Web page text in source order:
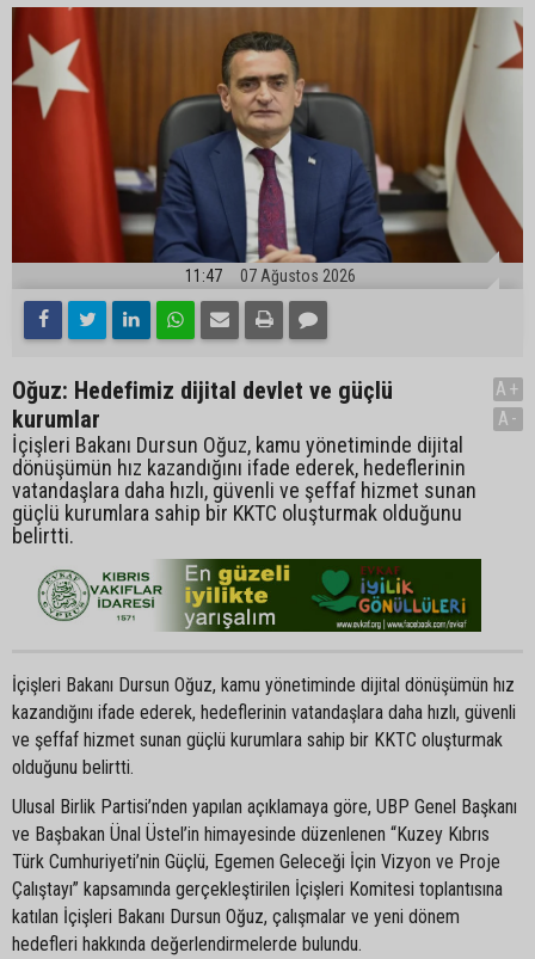
11:47 07 Ağustos 2026
Oğuz: Hedefimiz dijital devlet ve güçlü
kurumlar
İçişleri Bakanı Dursun Oğuz, kamu yönetiminde dijital
dönüşümün hız kazandığını ifade ederek, hedeflerinin
vatandaşlara daha hızlı, güvenli ve şeffaf hizmet sunan
güçlü kurumlara sahip bir KKTC oluşturmak olduğunu
belirtti.
A+
A-
İçişleri Bakanı Dursun Oğuz, kamu yönetiminde dijital dönüşümün hız
kazandığını ifade ederek, hedeflerinin vatandaşlara daha hızlı, güvenli
ve şeffaf hizmet sunan güçlü kurumlara sahip bir KKTC oluşturmak
olduğunu belirtti.
Ulusal Birlik Partisi’nden yapılan açıklamaya göre, UBP Genel Başkanı
ve Başbakan Ünal Üstel’in himayesinde düzenlenen “Kuzey Kıbrıs
Türk Cumhuriyeti’nin Güçlü, Egemen Geleceği İçin Vizyon ve Proje
Çalıştayı” kapsamında gerçekleştirilen İçişleri Komitesi toplantısına
katılan İçişleri Bakanı Dursun Oğuz, çalışmalar ve yeni dönem
hedefleri hakkında değerlendirmelerde bulundu.